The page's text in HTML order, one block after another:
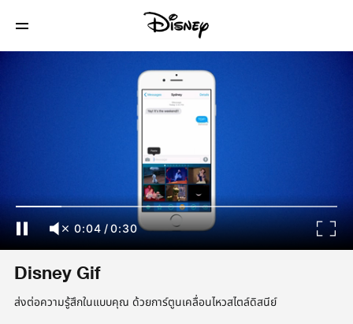
0:04/0:30
Disney Gif
ส่งต่อความรู้สึกในแบบคุณ ด้วยการ์ตูนเคลื่อนไหวสไตล์ดิสนีย์